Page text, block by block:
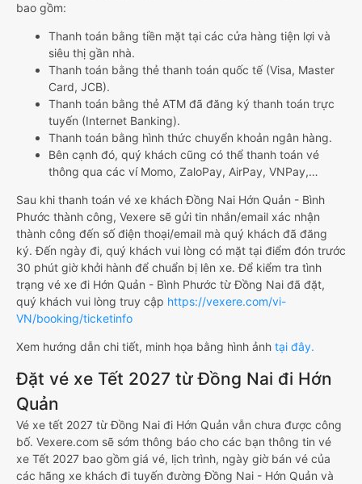
bao gồm:
Thanh toán bằng tiền mặt tại các cửa hàng tiện lợi và
siêu thị gần nhà.
Thanh toán bằng thẻ thanh toán quốc tế (Visa, Master
Card, JCB).
Thanh toán bằng thẻ ATM đã đăng ký thanh toán trực
tuyến (Internet Banking).
Thanh toán bằng hình thức chuyển khoản ngân hàng.
Bên cạnh đó, quý khách cũng có thể thanh toán vé
thông qua các ví Momo, ZaloPay, AirPay, VNPay,…
Sau khi thanh toán vé xe khách Đồng Nai Hớn Quản - Bình
Phước thành công, Vexere sẽ gửi tin nhắn/email xác nhận
thành công đến số điện thoại/email mà quý khách đã đăng
ký. Đến ngày đi, quý khách vui lòng có mặt tại điểm đón trước
30 phút giờ khởi hành để chuẩn bị lên xe. Để kiểm tra tình
trạng vé xe đi Hớn Quản - Bình Phước từ Đồng Nai đã đặt,
quý khách vui lòng truy cập https://vexere.com/vi-
VN/booking/ticketinfo
Xem hướng dẫn chi tiết, minh họa bằng hình ảnh tại đây.
Đặt vé xe Tết 2027 từ Đồng Nai đi Hớn
Quản
Vé xe tết 2027 từ Đồng Nai đi Hớn Quản vẫn chưa được công
bố. Vexere.com sẽ sớm thông báo cho các bạn thông tin vé
xe Tết 2027 bao gồm giá vé, lịch trình, ngày giờ bán vé của
các hãng xe khách đi tuyến đường Đồng Nai - Hớn Quản và